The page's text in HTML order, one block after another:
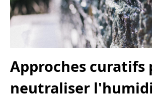
Approches curatifs
neutraliser